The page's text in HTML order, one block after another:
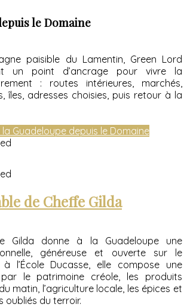
le Domaine
paisible du Lamentin, Green Lord
un point d’ancrage pour vivre la
: routes intérieures, marchés,
îles, adresses choisies, puis retour à la
Guadeloupe depuis le Domaine
de Cheffe Gilda
Gilda donne à la Guadeloupe une
généreuse et ouverte sur le
l’École Ducasse, elle compose une
par le patrimoine créole, les produits
matin, l’agriculture locale, les épices et
oubliés du terroir.